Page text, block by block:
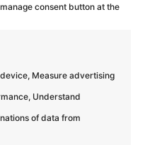
consent button at the
Measure advertising
Understand
of data from